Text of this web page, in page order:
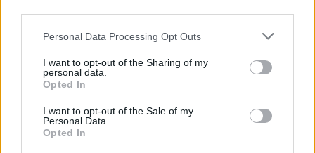
Please note that this website/app uses one or more Google
not limited to your visit or usage behaviour. You may click to
grant or deny consent to Google and its third-party tags to
use your data for below specified purposes in below Google
consent section.
Personal Data Processing Opt Outs
I want to opt-out of the Sharing of my
personal data.
Opted In
I want to opt-out of the Sale of my
Personal Data.
Opted In
aktualizujemy zależnie od poziomu ligi i dostępnych źródeł.
Śledź mecze swojej drużyny
Jeśli jesteś kibicem klubu Tanew Harasiuki lub Jutrzenka Kopki - zaglądaj
tutaj częściej. Nasz serwis regularnie dostarcza informacje o terminach
meczów, wynikach, transferach i newsach klubowych
piłkarskichw województwie. Sprawdź nasze relacje, śledź ulubioną ligę i
bądź na bieżąco z wydarzeniami z boisk!